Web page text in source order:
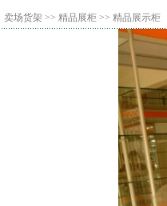
卖场货架 >> 精品展柜 >> 精品展示柜